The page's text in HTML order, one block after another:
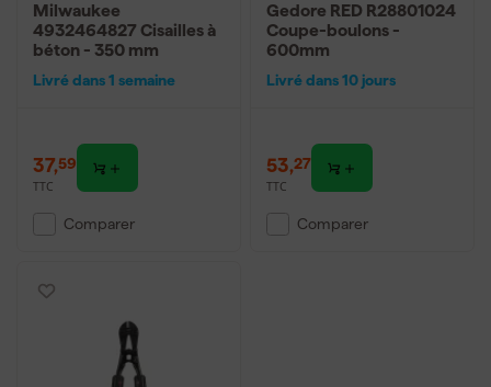
Milwaukee
4932464827 Cisailles à
béton - 350 mm
Livré dans 1 semaine
37,59
TTC
Comparer
Gedore RED R28801024
Coupe-boulons -
600mm
Livré dans 10 jours
53,27
TTC
Comparer